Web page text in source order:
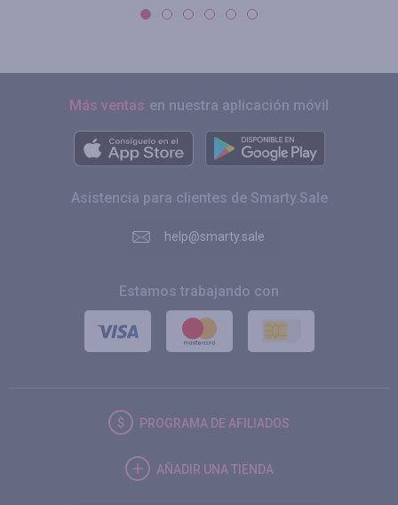
Más ventas en nuestra aplicación móvil
Asistencia para clientes de Smarty.Sale
help@smarty.sale
Estamos trabajando con
PROGRAMA DE AFILIADOS
AÑADIR UNA TIENDA